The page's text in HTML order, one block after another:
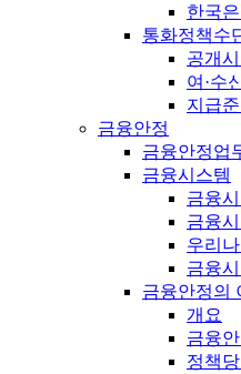
한국
통화정책수
공개
여·수
지급
금융안정
금융안정업
금융시스템
금융
금융
우리
금융
금융안정의
개요
금융
정책